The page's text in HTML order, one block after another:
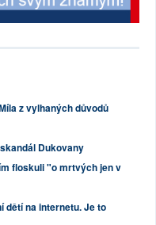
z vylhaných důvodů
Dukovany
floskuli "o mrtvých jen v
dětí na internetu. Je to